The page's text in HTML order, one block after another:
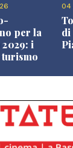
per la
i
04
di